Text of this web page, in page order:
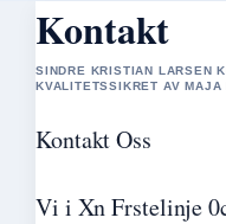
Kontakt
SINDRE KRISTIAN LARSEN
KVALITETSSIKRET AV MAJA
Kontakt Oss
Vi i Xn Frstelinje